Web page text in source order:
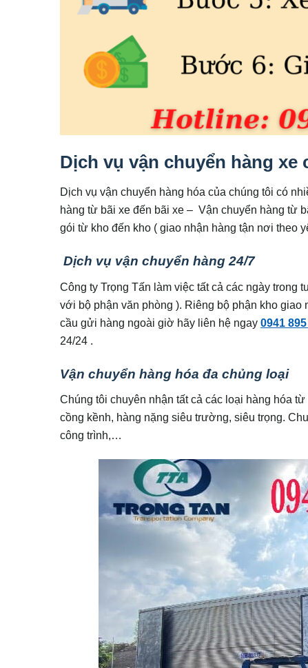
Dịch vụ vận chuyển hàng
Dịch vụ vận chuyển hàng hóa của chúng tôi có
hàng từ bãi xe đến bãi xe – Vận chuyển hàng từ
gói từ kho đến kho ( giao nhận hàng tận nơi theo
Dịch vụ vận chuyển hàng 24/7
Công ty Trọng Tấn làm việc tất cả các ngày
với bộ phận văn phòng ). Riêng bộ phận kho
cầu gửi hàng ngoài giờ hãy liên hệ ngay 0941
24/24 .
Vận chuyển hàng hóa đa chủng loại
Chúng tôi chuyên nhận tất cả các loại hàng hóa
cồng kềnh, hàng nặng siêu trường, siêu trọng.
công trình,…